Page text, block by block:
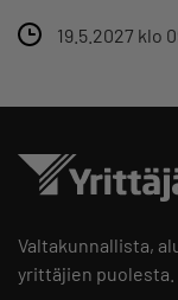
19.5.2027 klo
Valtakunnallista,
yrittäjien puolesta.